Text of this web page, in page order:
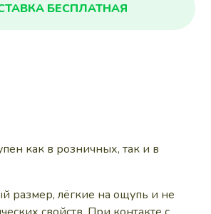
БЕСПЛАТНАЯ
как в розничных, так и в
размер, лёгкие на ощупь и не